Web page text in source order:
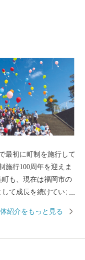
最初に町制を施行して
施行100周年を迎えま
も、現在は福岡市の
て成長を続けていま
残る、過去と現在が
紹介をもっと見る